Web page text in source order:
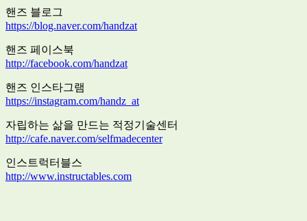
핸즈 블로그
https://blog.naver.com/handzat
핸즈 페이스북
http://facebook.com/handzat
핸즈 인스타그램
https://instagram.com/handz_at
자립하는 삶을 만드는 적정기술센터
http://cafe.naver.com/selfmadecenter
인스트럭터블스
http://www.instructables.com